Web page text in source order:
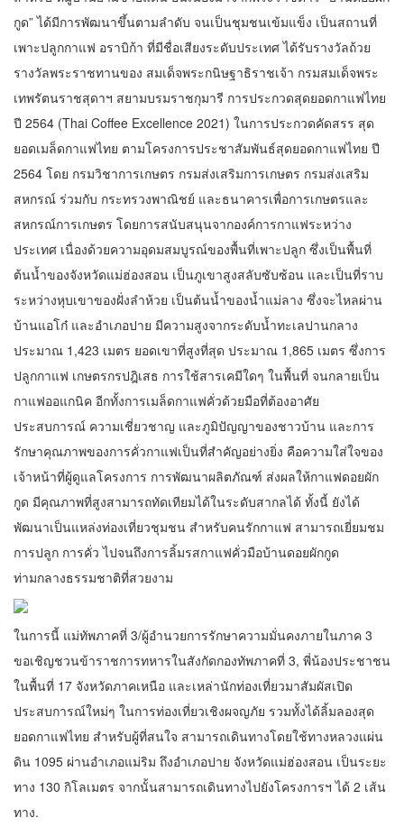
กูด” ได้มีการพัฒนาขึ้นตามลำดับ จนเป็นชุมชนเข้มแข็ง เป็นสถานที่
เพาะปลูกกาแฟ อราบิก้า ที่มีชื่อเสียงระดับประเทศ ได้รับรางวัลถ้วย
รางวัลพระราชทานของ สมเด็จพระกนิษฐาธิราชเจ้า กรมสมเด็จพระ
เทพรัตนราชสุดาฯ สยามบรมราชกุมารี การประกวดสุดยอดกาแฟไทย
ปี 2564 (Thai Coffee Excellence 2021) ในการประกวดคัดสรร สุด
ยอดเมล็ดกาแฟไทย ตามโครงการประชาสัมพันธ์สุดยอดกาแฟไทย ปี
2564 โดย กรมวิชาการเกษตร กรมส่งเสริมการเกษตร กรมส่งเสริม
สหกรณ์ ร่วมกับ กระทรวงพาณิชย์ และธนาคารเพื่อการเกษตรและ
สหกรณ์การเกษตร โดยการสนับสนุนจากองค์การกาแฟระหว่าง
ประเทศ เนื่องด้วยความอุดมสมบูรณ์ของพื้นที่เพาะปลูก ซึ่งเป็นพื้นที่
ต้นน้ำของจังหวัดแม่ฮ่องสอน เป็นภูเขาสูงสลับซับซ้อน และเป็นที่ราบ
ระหว่างหุบเขาของฝั่งลำห้วย เป็นต้นน้ำของน้ำแม่ลาง ซึ่งจะไหลผ่าน
บ้านแอโก๋ และอำเภอปาย มีความสูงจากระดับน้ำทะเลปานกลาง
ประมาณ 1,423 เมตร ยอดเขาที่สูงที่สุด ประมาณ 1,865 เมตร ซึ่งการ
ปลูกกาแฟ เกษตรกรปฎิเสธ การใช้สารเคมีใดๆ ในพื้นที่ จนกลายเป็น
กาแฟออแกนิค อีกทั้งการเมล็ดกาแฟคั่วด้วยมือที่ต้องอาศัย
ประสบการณ์ ความเชี่ยวชาญ และภูมิปัญญาของชาวบ้าน และการ
รักษาคุณภาพของการคั่วกาแฟเป็นที่สำคัญอย่างยิ่ง คือความใส่ใจของ
เจ้าหน้าที่ผู้ดูแลโครงการ การพัฒนาผลิตภัณฑ์ ส่งผลให้กาแฟดอยผัก
กูด มีคุณภาพที่สูงสามารถทัดเทียมได้ในระดับสากลได้ ทั้งนี้ ยังได้
พัฒนาเป็นแหล่งท่องเที่ยวชุมชน สำหรับคนรักกาแฟ สามารถเยี่ยมชม
การปลูก การคั่ว ไปจนถึงการลิ้มรสกาแฟคั่วมือบ้านดอยผักกูด
ท่ามกลางธรรมชาติที่สวยงาม
ในการนี้ แม่ทัพภาคที่ 3/ผู้อำนวยการรักษาความมั่นคงภายในภาค 3
ขอเชิญชวนข้าราชการทหารในสังกัดกองทัพภาคที่ 3, พี่น้องประชาชน
ในพื้นที่ 17 จังหวัดภาคเหนือ และเหล่านักท่องเที่ยวมาสัมผัสเปิด
ประสบการณ์ใหม่ๆ ในการท่องเที่ยวเชิงผจญภัย รวมทั้งได้ลิ้มลองสุด
ยอดกาแฟไทย สำหรับผู้ที่สนใจ สามารถเดินทางโดยใช้ทางหลวงแผ่น
ดิน 1095 ผ่านอำเภอแม่ริม ถึงอำเภอปาย จังหวัดแม่ฮ่องสอน เป็นระยะ
ทาง 130 กิโลเมตร จากนั้นสามารถเดินทางไปยังโครงการฯ ได้ 2 เส้น
ทาง.